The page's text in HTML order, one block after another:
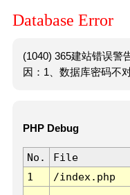
Database Error
(1040) 365建站错误警
因：1、数据库密码不
PHP Debug
No. File
1
/index.php